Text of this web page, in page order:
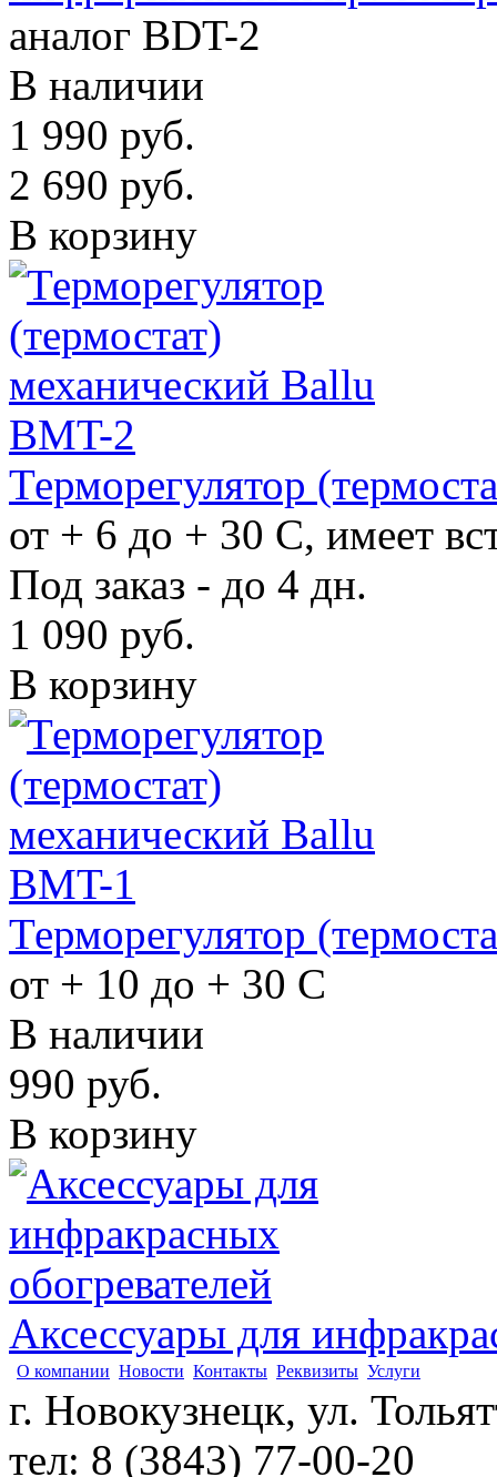
аналог BDT-2
В наличии
1 990 руб.
2 690 руб.
В корзину
Терморегулятор
от + 6 до + 30 С, имеет
Под заказ - до 4 дн.
1 090 руб.
В корзину
Терморегулятор
от + 10 до + 30 С
В наличии
990 руб.
В корзину
Аксессуары для
О компании Новости Контакты Реквизиты Услуги
г. Новокузнецк, ул.
тел: 8 (3843) 77-00-20